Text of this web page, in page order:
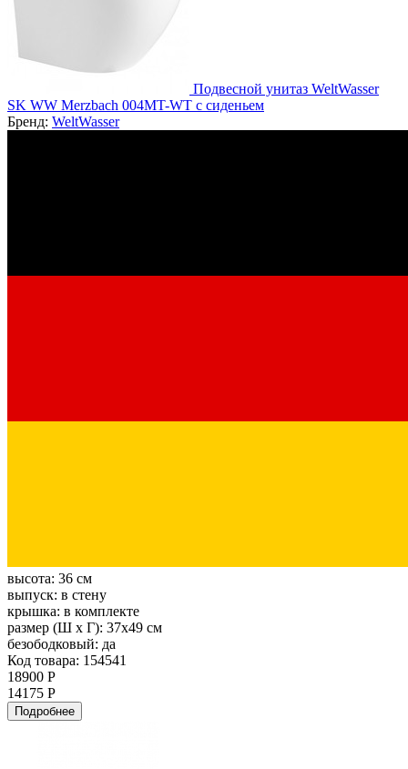
Подвесной унитаз WeltWasser
SK WW Merzbach 004MT-WT с сиденьем
Бренд: WeltWasser
высота: 36 см
выпуск: в стену
крышка: в комплекте
размер (Ш х Г): 37х49 см
безободковый: да
Код товара: 154541
18900 Р
14175 Р
Подробнее